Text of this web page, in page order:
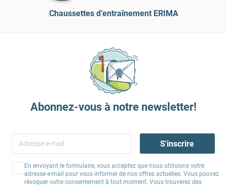
Chaussettes d’entraînement ERIMA
Abonnez-vous à notre newsletter!
S'inscrire
En envoyant le formulaire, vous acceptez que nous utilisions votre
adresse e-mail pour vous informer de nos offres actuelles. Vous pouvez
révoquer votre consentement à tout moment. Vous trouverez des